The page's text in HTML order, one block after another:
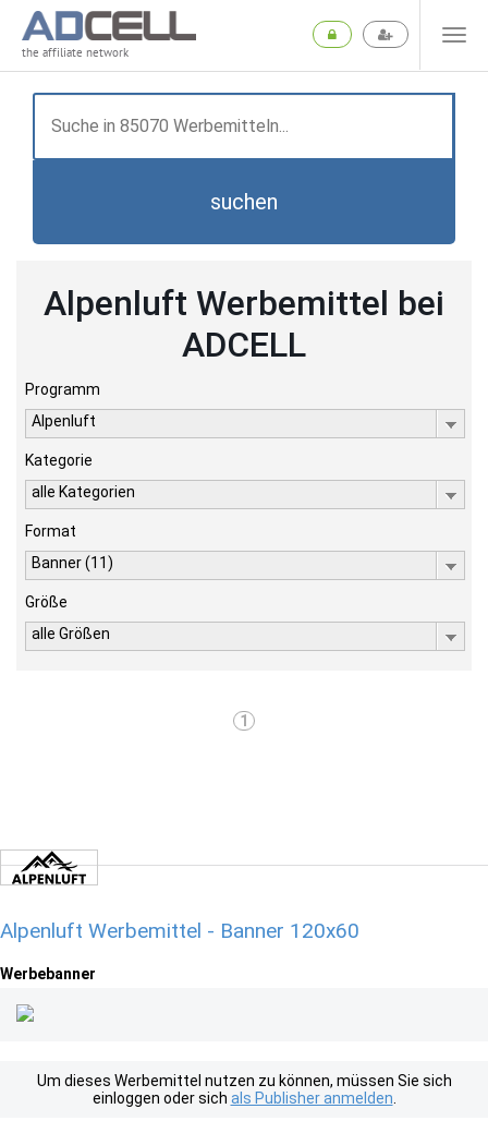
the affiliate network
suchen
Alpenluft Werbemittel bei
ADCELL
Programm
Alpenluft
Kategorie
alle Kategorien
Format
Banner (11)
Größe
alle Größen
1
Alpenluft Werbemittel - Banner 120x60
Werbebanner
Um dieses Werbemittel nutzen zu können, müssen Sie sich
einloggen oder sich als Publisher anmelden